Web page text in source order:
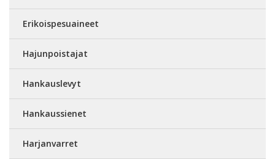
Erikoispesuaineet
Hajunpoistajat
Hankauslevyt
Hankaussienet
Harjanvarret